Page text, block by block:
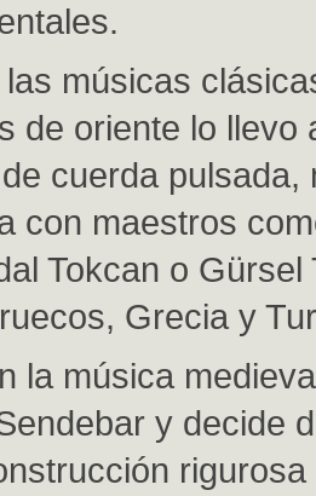
músicas
de oriente lo llevo
cuerda pulsada,
con maestros
Tokcan o Gürsel
Grecia y
la música
y decide
rigurosa